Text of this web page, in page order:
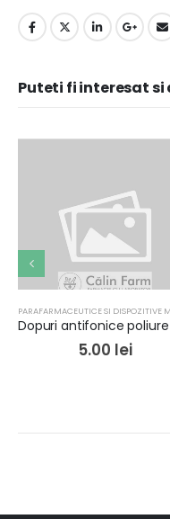
Puteti fi interesat si
5.00 lei